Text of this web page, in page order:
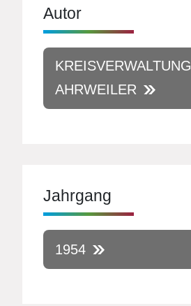
Autor
KREISVERWALTUNG
AHRWEILER
Jahrgang
1954